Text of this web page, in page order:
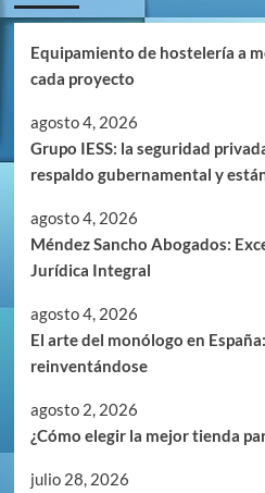
Equipamiento de hostelería a
cada proyecto
agosto 4, 2026
Grupo IESS: la seguridad
respaldo gubernamental y
agosto 4, 2026
Méndez Sancho Abogados:
Jurídica Integral
agosto 4, 2026
El arte del monólogo en
reinventándose
agosto 2, 2026
¿Cómo elegir la mejor tienda
julio 28, 2026